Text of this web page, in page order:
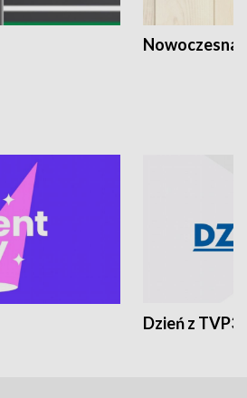
Nowoczesna
Dzień z TVP3